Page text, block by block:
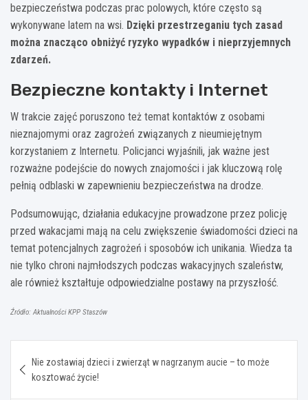
bezpieczeństwa podczas prac polowych, które często są
wykonywane latem na wsi. Dzięki przestrzeganiu tych zasad
można znacząco obniżyć ryzyko wypadków i nieprzyjemnych
zdarzeń.
Bezpieczne kontakty i Internet
W trakcie zajęć poruszono też temat kontaktów z osobami
nieznajomymi oraz zagrożeń związanych z nieumiejętnym
korzystaniem z Internetu. Policjanci wyjaśnili, jak ważne jest
rozważne podejście do nowych znajomości i jak kluczową rolę
pełnią odblaski w zapewnieniu bezpieczeństwa na drodze.
Podsumowując, działania edukacyjne prowadzone przez policję
przed wakacjami mają na celu zwiększenie świadomości dzieci na
temat potencjalnych zagrożeń i sposobów ich unikania. Wiedza ta
nie tylko chroni najmłodszych podczas wakacyjnych szaleństw,
ale również kształtuje odpowiedzialne postawy na przyszłość.
Źródło: Aktualności KPP Staszów
wpisu
Nie zostawiaj dzieci i zwierząt w nagrzanym aucie – to może
kosztować życie!